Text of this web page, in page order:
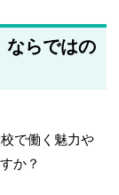
ならではの
で働く魅力や
か？